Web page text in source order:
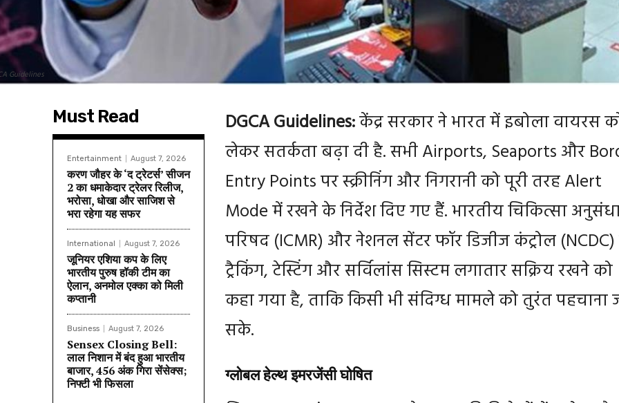
Guidelines
Must Read
Entertainment August 7, 2026
करण जौहर के ‘द ट्रेटर्स’ सीजन
2 का धमाकेदार ट्रेलर रिलीज,
भरोसा, धोखा और साजिश से
भरा रहेगा यह सफर
International August 7, 2026
जूनियर एशिया कप के लिए
भारतीय पुरुष हॉकी टीम का
ऐलान, अनमोल एक्का को मिली
कप्तानी
Business August 7, 2026
Sensex Closing Bell:
लाल निशान में बंद हुआ भारतीय
बाजार, 456 अंक गिरा सेंसेक्स;
निफ्टी भी फिसला
DGCA Guidelines:केंद्र सरकार ने भारत में इबोला वायरस
लेकर सतर्कता बढ़ा दी है. सभी Airports, Seaports और
Entry Points पर स्क्रीनिंग और निगरानी को पूरी तरह Alert
Mode में रखने के निर्देश दिए गए हैं. भारतीय चिकित्सा
परिषद (ICMR) और नेशनल सेंटर फॉर डिजीज कंट्रोल
ट्रैकिंग, टेस्टिंग और सर्विलांस सिस्टम लगातार सक्रिय रखने को
कहा गया है, ताकि किसी भी संदिग्ध मामले को तुरंत पहचाना
सके.
ग्लोबल हेल्थ इमरजेंसी घोषित